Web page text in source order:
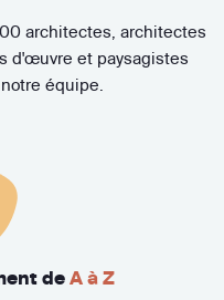
architectes, architectes
d'œuvre et paysagistes
équipe.
de A à Z